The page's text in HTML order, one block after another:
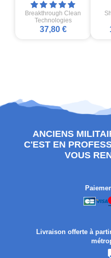
Breakthrough Clean
Technologies
37,80 €
ANCIENS
C'EST EN
VOUS
Livraison offerte à